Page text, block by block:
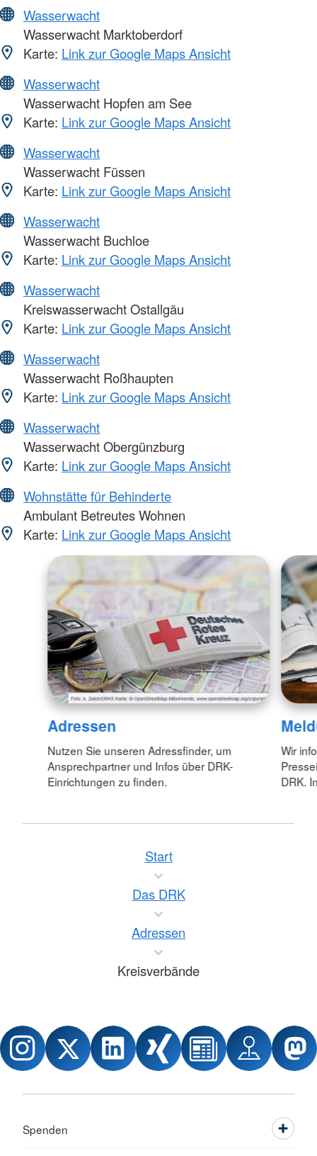
Wasserwacht
Wasserwacht Marktoberdorf
Karte: Link zur Google Maps Ansicht
Wasserwacht
Wasserwacht Hopfen am See
Karte: Link zur Google Maps Ansicht
Wasserwacht
Wasserwacht Füssen
Karte: Link zur Google Maps Ansicht
Wasserwacht
Wasserwacht Buchloe
Karte: Link zur Google Maps Ansicht
Wasserwacht
Kreiswasserwacht Ostallgäu
Karte: Link zur Google Maps Ansicht
Wasserwacht
Wasserwacht Roßhaupten
Karte: Link zur Google Maps Ansicht
Wasserwacht
Wasserwacht Obergünzburg
Karte: Link zur Google Maps Ansicht
Wohnstätte für Behinderte
Ambulant Betreutes Wohnen
Karte: Link zur Google Maps Ansicht
Adressen
Nutzen Sie unseren Adressfinder, um
Ansprechpartner und Infos über DRK-
Einrichtungen zu finden.
Wir
DRK.
Start
Das DRK
Adressen
Kreisverbände
Spenden